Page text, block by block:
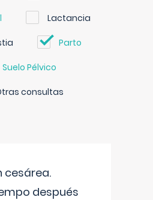
Lactancia
Parto
Suelo Pélvico
consultas
cesárea.
después